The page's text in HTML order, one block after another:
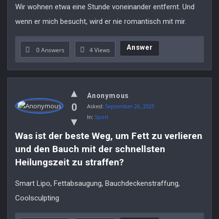
Wir wohnen etwa eine Stunde voneinander entfernt. Und
wenn er mich besucht, wird er nie romantisch mit mir.
0 Answers 4Views Answer
0
Anonymous
Asked: September 26, 2025
In: Sport
Was ist der beste Weg, um Fett zu verlieren
und den Bauch mit der schnellsten
Heilungszeit zu straffen?
Smart Lipo, Fettabsaugung, Bauchdeckenstraffung,
Coolsculpting